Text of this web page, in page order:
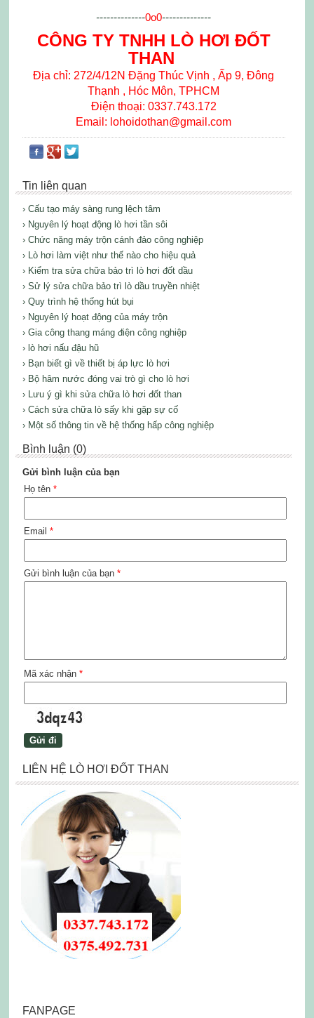
--------------0o0--------------
CÔNG TY TNHH LÒ HƠI ĐỐT
THAN
Địa chỉ: 272/4/12N Đặng Thúc Vịnh , Ấp 9, Đông
Thạnh , Hóc Môn, TPHCM
Điện thoại: 0337.743.172
Email: lohoidothan@gmail.com
Tin liên quan
› Cấu tạo máy sàng rung lệch tâm
› Nguyên lý hoạt động lò hơi tần sôi
› Chức năng máy trộn cánh đảo công nghiệp
› Lò hơi làm việt như thế nào cho hiệu quả
› Kiểm tra sửa chữa bảo trì lò hơi đốt dầu
› Sử lý sửa chữa bảo trì lò dầu truyền nhiệt
› Quy trình hệ thống hút bụi
› Nguyên lý hoạt động của máy trộn
› Gia công thang máng điện công nghiệp
› lò hơi nấu đậu hũ
› Bạn biết gì về thiết bị áp lực lò hơi
› Bộ hâm nước đóng vai trò gì cho lò hơi
› Lưu ý gì khi sửa chữa lò hơi đốt than
› Cách sửa chữa lò sấy khi gặp sự cố
› Một số thông tin về hệ thống hấp công nghiệp
Bình luận (0)
Gửi bình luận của bạn
Họ tên *
Email *
Gửi bình luận của bạn *
Mã xác nhận *
LIÊN HỆ LÒ HƠI ĐỐT THAN
FANPAGE